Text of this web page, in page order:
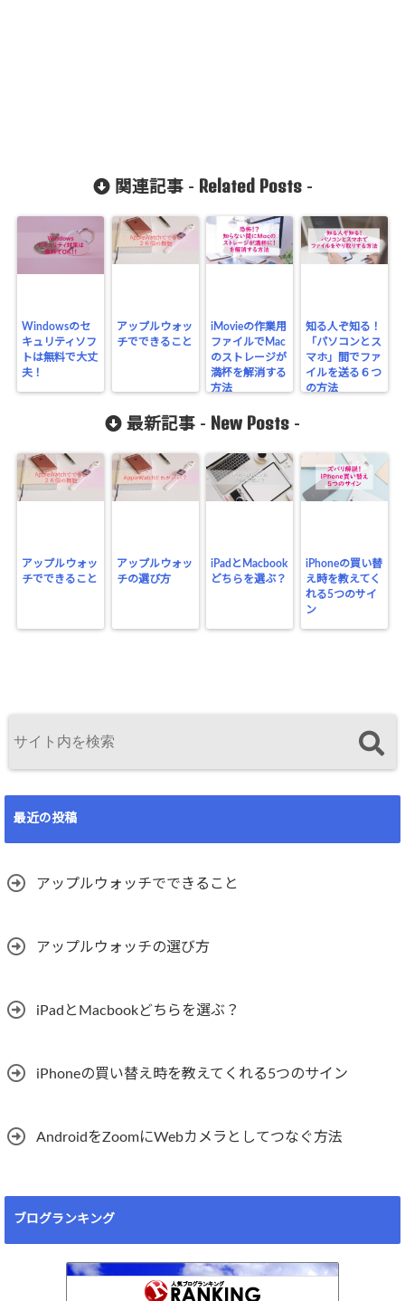
関連記事 - Related Posts-
Windowsのセ
キュリティソフ
トは無料で大丈
夫！
アップルウォッ
チでできること
iMovieの作業用
ファイルでMac
のストレージが
満杯を解消する
方法
知る人ぞ知る！
「パソコンとス
マホ」間でファ
イルを送る６つ
の方法
最新記事 - New Posts -
アップルウォッ
チでできること
アップルウォッ
チの選び方
iPadとMacbook
どちらを選ぶ？
iPhoneの買い替
え時を教えてく
れる5つのサイ
ン
最近の投稿
アップルウォッチでできること
アップルウォッチの選び方
iPadとMacbookどちらを選ぶ？
iPhoneの買い替え時を教えてくれる5つのサイン
AndroidをZoomにWebカメラとしてつなぐ方法
ブログランキング